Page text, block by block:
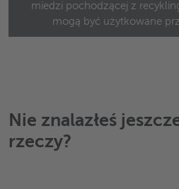
miedzi pochodzącej z
mogą być użytkowane
Nie znalazłeś
rzeczy?